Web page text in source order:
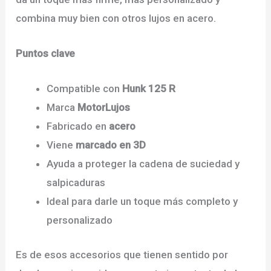
combina muy bien con otros lujos en acero.
Puntos clave
Compatible con Hunk 125 R
Marca MotorLujos
Fabricado en acero
Viene marcado en 3D
Ayuda a proteger la cadena de suciedad y
salpicaduras
Ideal para darle un toque más completo y
personalizado
Es de esos accesorios que tienen sentido por